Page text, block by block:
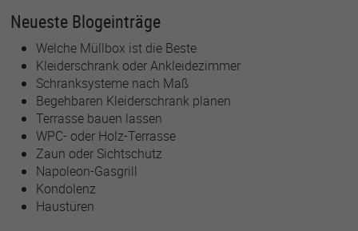
Neueste Blogeinträge
Welche Müllbox ist die Beste
Kleiderschrank oder Ankleidezimmer
Schranksysteme nach Maß
Begehbaren Kleiderschrank planen
Terrasse bauen lassen
WPC- oder Holz-Terrasse
Zaun oder Sichtschutz
Napoleon-Gasgrill
Kondolenz
Haustüren